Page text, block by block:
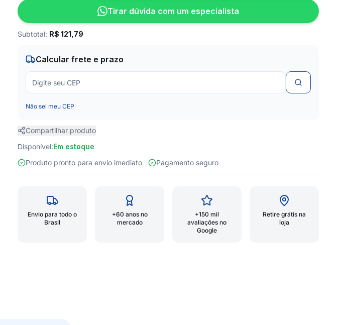
Tirar dúvida com um especialista
Subtotal: R$ 121,79
Calcular frete e prazo
Não sei meu CEP
Compartilhar produto
Disponível:Em estoque
Produto pronto para envio imediato
Pagamento seguro
Envio para todo o
Brasil
+60 anos no
mercado
+150 mil
avaliações no
Google
Retire grátis na
loja